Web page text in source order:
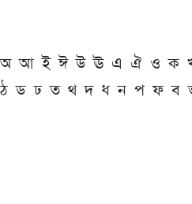
অ আ ই ঈ উ ঊ এ ঐ ও ক
ঠ ড ঢ ত থ দ ধ ন প ফ ব